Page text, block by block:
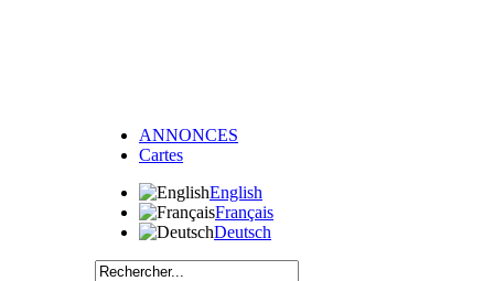
ANNONCES
Cartes
English
Français
Deutsch